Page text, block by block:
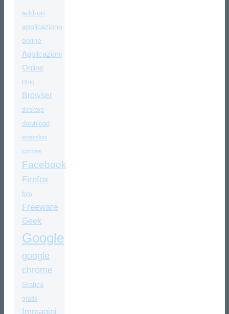
add-on
applicazione
online
Applicazioni
Online
Blog
Browser
desktop
download
estensioni
chrome
Facebook
Firefox
foto
Freeware
Geek
Google
google
chrome
Grafica
gratis
Immagini